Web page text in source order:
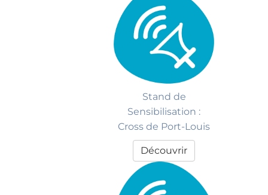
Stand de
Sensibilisation :
Cross de Port-Louis
Découvrir